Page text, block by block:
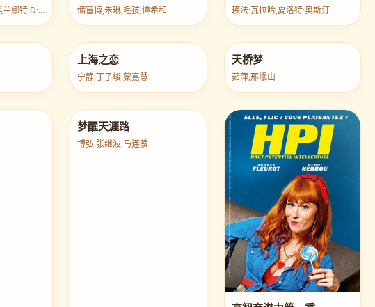
帕金·库姆维拉苏克,奥兰娜特·D·卡芭蕾斯
大秦腔
储智博,朱琳,毛孩,谭希和
四大元素之水之魅影
瑛法·瓦拉哈,夏洛特·奥斯汀
上海之恋
宁静,丁子峻,蒙嘉慧
天桥梦
茹萍,邢岷山